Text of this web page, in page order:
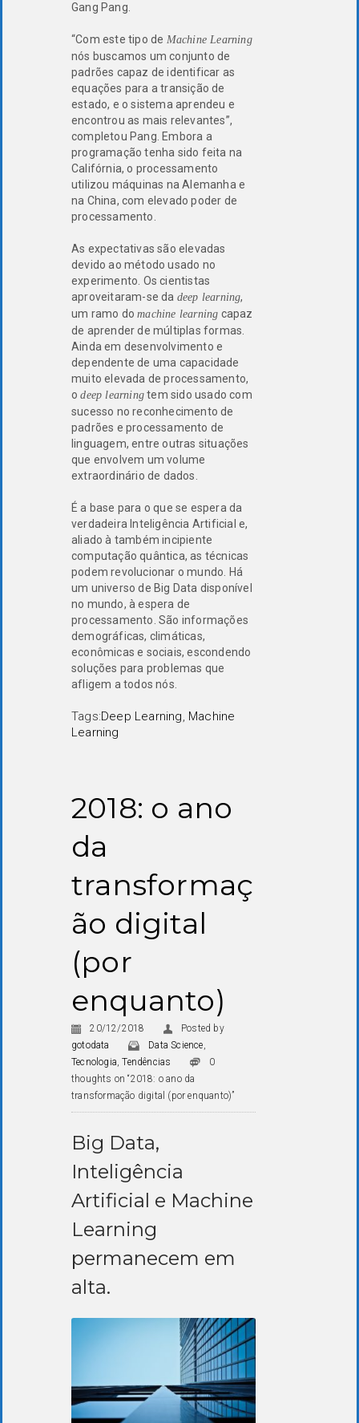
Gang Pang.
“Com este tipo de Machine Learning
nós buscamos um conjunto de
padrões capaz de identificar as
equações para a transição de
estado, e o sistema aprendeu e
encontrou as mais relevantes”,
completou Pang. Embora a
programação tenha sido feita na
Califórnia, o processamento
utilizou máquinas na Alemanha e
na China, com elevado poder de
processamento.
As expectativas são elevadas
devido ao método usado no
experimento. Os cientistas
aproveitaram-se da deep learning,
um ramo domachine learning capaz
de aprender de múltiplas formas.
Ainda em desenvolvimento e
dependente de uma capacidade
muito elevada de processamento,
odeep learning tem sido usado com
sucesso no reconhecimento de
padrões e processamento de
linguagem, entre outras situações
que envolvem um volume
extraordinário de dados.
É a base para o que se espera da
verdadeira Inteligência Artificial e,
aliado à também incipiente
computação quântica, as técnicas
podem revolucionar o mundo. Há
um universo de Big Data disponível
no mundo, à espera de
processamento. São informações
demográficas, climáticas,
econômicas e sociais, escondendo
soluções para problemas que
afligem a todos nós.
Tags:Deep Learning, Machine
Learning
2018: o ano
da
transformaç
ão digital
(por
enquanto)
20/12/2018
Posted by
gotodata
Data Science,
Tecnologia,Tendências
0
thoughts on “2018: o ano da
transformação digital (por enquanto)”
Big Data,
Inteligência
Artificial e Machine
Learning
permanecem em
alta.